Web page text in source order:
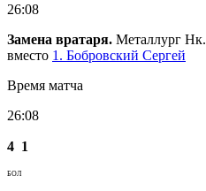
26:08
Замена вратаря. Металлург Нк.
вместо 1. Бобровский Сергей
Время матча
26:08
4 1
БОЛ